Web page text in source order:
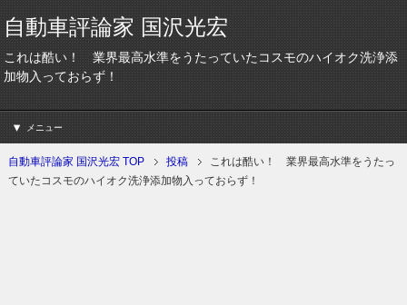
自動車評論家 国沢光宏
これは酷い！ 業界最高水準をうたっていたコスモのハイオク洗浄添
加物入っておらず！
メニュー
自動車評論家 国沢光宏 TOP 投稿
これは酷い！ 業界最高水準をうたっ
ていたコスモのハイオク洗浄添加物入っておらず！